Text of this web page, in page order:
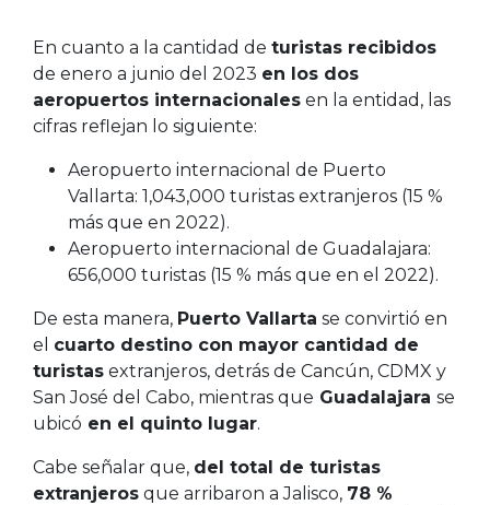
En cuanto a la cantidad de turistas recibidos
de enero a junio del 2023 en los dos
aeropuertos internacionales en la entidad, las
cifras reflejan lo siguiente:
Aeropuerto internacional de Puerto
Vallarta: 1,043,000 turistas extranjeros (15 %
más que en 2022).
Aeropuerto internacional de Guadalajara:
656,000 turistas (15 % más que en el 2022).
De esta manera, Puerto Vallarta se convirtió en
el cuarto destino con mayor cantidad de
turistas extranjeros, detrás de Cancún, CDMX y
San José del Cabo, mientras que Guadalajara se
ubicó en el quinto lugar.
Cabe señalar que, del total de turistas
extranjeros que arribaron a Jalisco, 78 %